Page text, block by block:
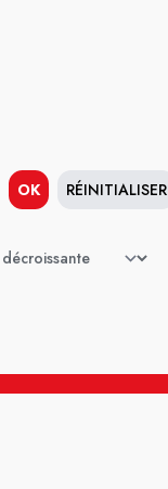
OK RÉINITIALISER